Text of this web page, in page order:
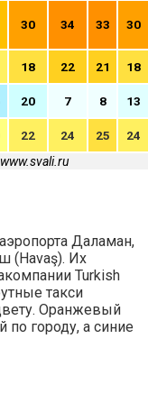
30 34 33 30
18 22 21 18
20 7 8 13
22 24 25
24
Даламан,
(Havaş). Их
Turkish
такси
Оранжевый
городу, а синие